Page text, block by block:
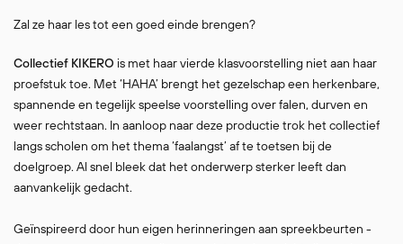
Zal ze haar les tot een goed einde brengen?
Collectief KIKERO is met haar vierde klasvoorstelling niet aan haar
proefstuk toe. Met ‘HAHA’ brengt het gezelschap een herkenbare,
spannende en tegelijk speelse voorstelling over falen, durven en
weer rechtstaan. In aanloop naar deze productie trok het collectief
langs scholen om het thema ‘faalangst’ af te toetsen bij de
doelgroep. Al snel bleek dat het onderwerp sterker leeft dan
aanvankelijk gedacht.
Geïnspireerd door hun eigen herinneringen aan spreekbeurten -